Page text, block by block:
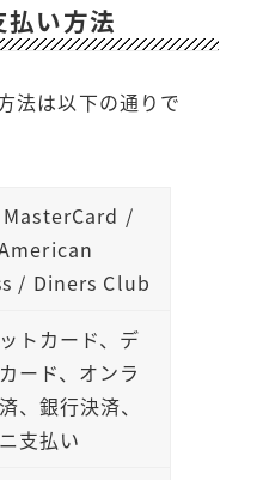
い方法
法は以下の通りで
/
/ Diners Club
トカード、デ
ード、オンラ
、銀行決済、
支払い